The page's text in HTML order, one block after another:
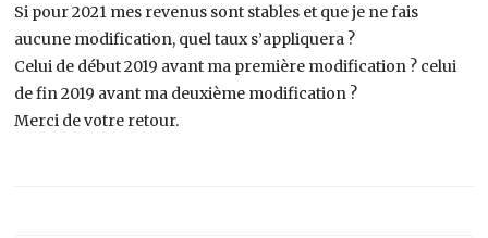
Si pour 2021 mes revenus sont stables et que je ne fais
aucune modification, quel taux s’appliquera ?
Celui de début 2019 avant ma première modification ? celui
de fin 2019 avant ma deuxième modification ?
Merci de votre retour.